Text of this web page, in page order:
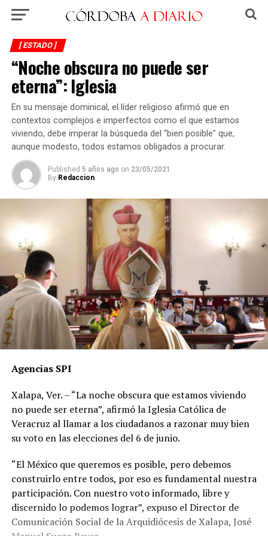
[ ESTADO ]
“Noche obscura no puede ser
eterna”: Iglesia
En su mensaje dominical, el líder religioso afirmó que en
contextos complejos e imperfectos como el que estamos
viviendo, debe imperar la búsqueda del “bien posible” que,
aunque modesto, todos estamos obligados a procurar.
Published 5 años ago on 23/05/2021
By Redaccion
Agencias SPI
Xalapa, Ver. – “La noche obscura que estamos viviendo
no puede ser eterna”, afirmó la Iglesia Católica de
Veracruz al llamar a los ciudadanos a razonar muy bien
su voto en las elecciones del 6 de junio.
“El México que queremos es posible, pero debemos
construirlo entre todos, por eso es fundamental nuestra
participación. Con nuestro voto informado, libre y
discernido lo podemos lograr”, expuso el Director de
Comunicación Social de la Arquidiócesis de Xalapa, José